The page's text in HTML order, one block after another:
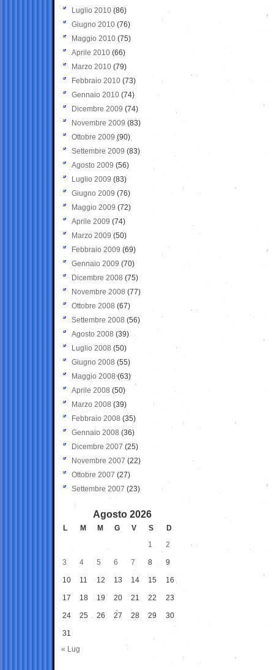
Luglio 2010 (86)
Giugno 2010 (76)
Maggio 2010 (75)
Aprile 2010 (66)
Marzo 2010 (79)
Febbraio 2010 (73)
Gennaio 2010 (74)
Dicembre 2009 (74)
Novembre 2009 (83)
Ottobre 2009 (90)
Settembre 2009 (83)
Agosto 2009 (56)
Luglio 2009 (83)
Giugno 2009 (76)
Maggio 2009 (72)
Aprile 2009 (74)
Marzo 2009 (50)
Febbraio 2009 (69)
Gennaio 2009 (70)
Dicembre 2008 (75)
Novembre 2008 (77)
Ottobre 2008 (67)
Settembre 2008 (56)
Agosto 2008 (39)
Luglio 2008 (50)
Giugno 2008 (55)
Maggio 2008(63)
Aprile 2008 (50)
Marzo 2008 (39)
Febbraio 2008 (35)
Gennaio 2008 (36)
Dicembre 2007 (25)
Novembre 2007 (22)
Ottobre 2007 (27)
Settembre 2007 (23)
Agosto 2026
L M M G V S
D
1
2
3 4 5 6 7 8 9
10 11 12 13 14 15 16
17 18 19 20 21 22 23
24 25 26 27 28 29 30
31
« Lug